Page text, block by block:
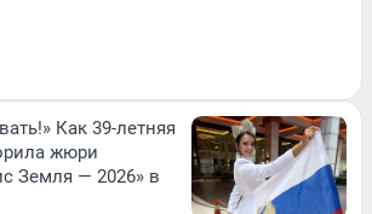
Как 39-летняя
жюри
Земля — 2026» в